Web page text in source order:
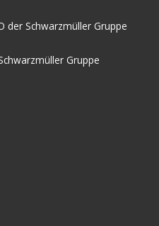
der Schwarzmüller Gruppe
Gruppe